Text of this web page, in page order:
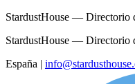
StardustHouse — Directorio
StardustHouse — Directorio
España |